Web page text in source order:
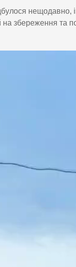
нещодавно,
збереження та